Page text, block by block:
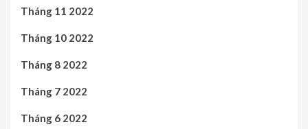
Tháng 11 2022
Tháng 10 2022
Tháng 8 2022
Tháng 7 2022
Tháng 6 2022